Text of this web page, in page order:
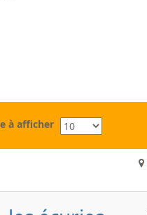
à afficher